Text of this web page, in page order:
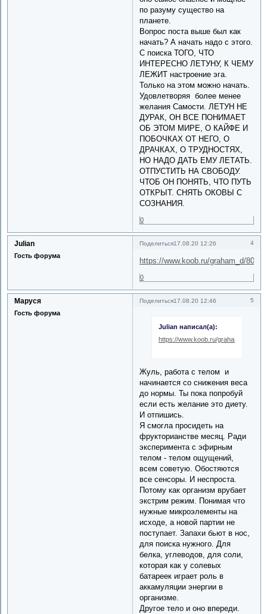
по разуму существо на
планете.
Вопрос поста выше был как
начать? А начать надо с этого.
С поиска ТОГО, ЧТО
ИНТЕРЕСНО ЛЕТУНУ, К ЧЕМУ
ЛЕЖИТ настроение эга.
Только на этом можно начать.
Удовлетворяя более менее
желания Самости. ЛЕТУН НЕ
ДУРАК, ОН ВСЕ ПОНИМАЕТ
ОБ ЭТОМ МИРЕ, О КАЙФЕ И
ПОБОЧКАХ ОТ НЕГО, О
ДРАЧКАХ, О ТРУДНОСТЯХ,
НО НАДО ДАТЬ ЕМУ ЛЕТАТЬ.
ОТПУСТИТЬ НА СВОБОДУ.
ЧТОБ ОН ПОНЯТЬ, ЧТО ПУТЬ
ОТКРЫТ. СНЯТЬ ОКОВЫ С
СОЗНАНИЯ.
0
Поделиться 4
17.08.20 12:26
Julian
Гость форума
https://www.koob.ru/graham_d/
0
Поделиться 5
17.08.20 12:46
Маруся
Гость форума
Julian написал(а):
https://www.koob.ru/graham_d/
Жуль, работа с телом и
начинается со снижения веса
до нормы. Ты пока попробуй
если есть желание это диету.
И отпишись.
Я смогла просидеть на
фрукторианстве месяц. Ради
эксперимента с эфирным
телом - телом ощущений,
всем советую. Обостяются
все сенсоры. И неспроста.
Потому как организм врубает
экстрим режим. Понимая что
нужные микроэлементы на
исходе, а новой партии не
поступает. Запахи бьют в нос,
для поиска нужного. Для
белка, углеводов, для соли,
которая как у солевых
батареек играет роль в
аккамуляции энергии в
организме.
Другое тело и оно впереди.